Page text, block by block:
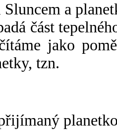
Sluncem a
část
jako
tzn.